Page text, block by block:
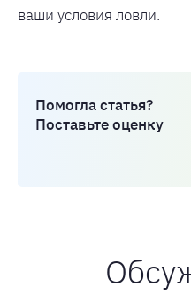
ваши условия ловли.
Помогла статья?
Поставьте оценку